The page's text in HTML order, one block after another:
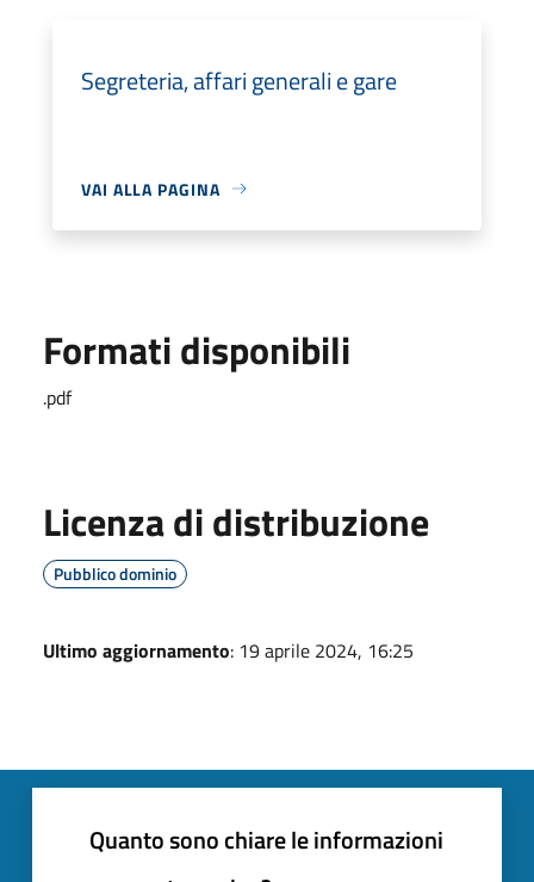
Segreteria, affari generali e gare
VAI ALLA PAGINA
Formati disponibili
.pdf
Licenza di distribuzione
Pubblico dominio
Ultimo aggiornamento: 19 aprile 2024, 16:25
Quanto sono chiare le informazioni